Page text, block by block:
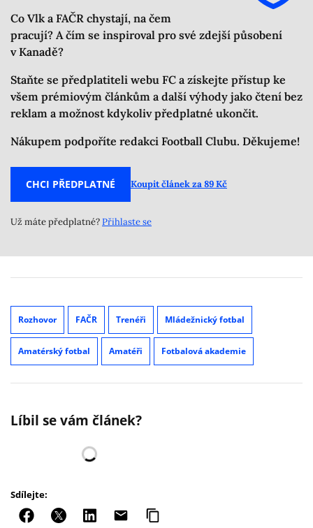
Co Vlk a FAČR chystají, na čem
pracují? A čím se inspiroval pro své zdejší působení
v Kanadě?
Staňte se předplatiteli webu FC a získejte přístup ke
všem prémiovým článkům a další výhody jako čtení bez
reklam a možnost kdykoliv předplatné ukončit.
Nákupem podpoříte redakci Football Clubu. Děkujeme!
CHCI PŘEDPLATNÉ Koupit článek za 89 Kč
Už máte předplatné?Přihlaste se
Rozhovor FAČR Trenéři Mládežnický fotbal
Amatérský fotbal Amatéři Fotbalová akademie
Líbil se vám článek?
Sdílejte: